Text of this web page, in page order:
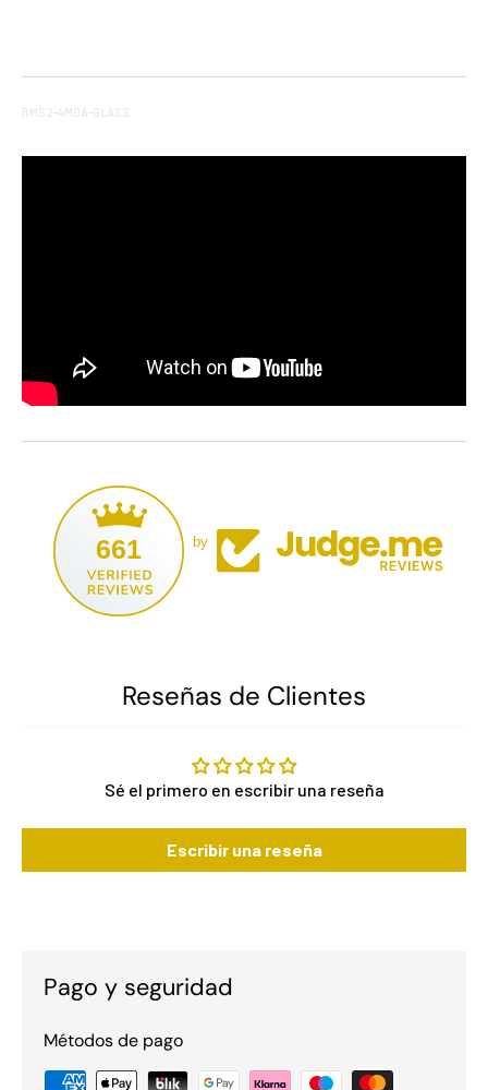
RMS2-4MOA-GLASS
661 by
Reseñas de Clientes
Sé el primero en escribir una reseña
Escribir una reseña
Pago y seguridad
Métodos de pago